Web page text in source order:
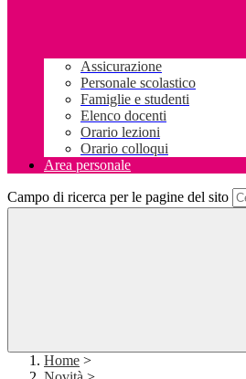
Assicurazione
Personale scolastico
Famiglie e studenti
Elenco docenti
Orario lezioni
Orario colloqui
Area personale
Campo di ricerca per le pagine del sito
Home >